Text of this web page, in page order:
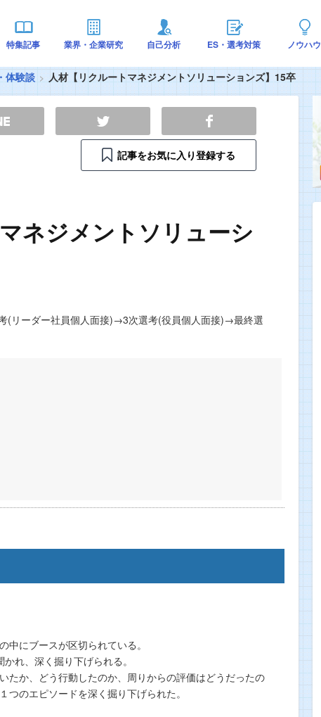
特集記事 業界・企業研究 自己分析 ES・選考対策 ノウハウ
体験談 人材【リクルートマネジメントソリューションズ】15卒
記事をお気に入り登録する
ネジメントソリューシ
リーダー社員個人面接)→3次選考(役員個人面接)→最終選
中にブースが区切られている。
れ、深く掘り下げられる。
たか、どう行動したのか、周りからの評価はどうだったの
のエピソードを深く掘り下げられた。